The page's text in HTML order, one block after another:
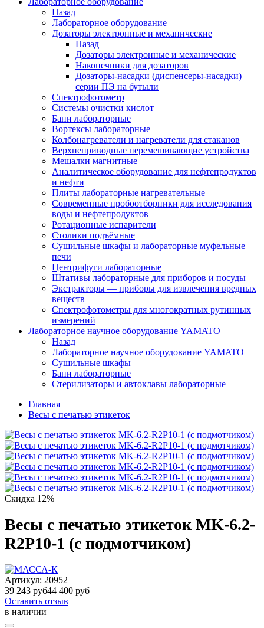
Назад
Лабораторное оборудование
Дозаторы электронные и механические
Назад
Дозаторы электронные и механические
Наконечники для дозаторов
Дозаторы-насадки (диспенсеры-насадки)
серии ПЭ на бутыли
Спектрофотометр
Системы очистки кислот
Бани лабораторные
Вортексы лабораторные
Колбонагреватели и нагреватели для стаканов
Верхнеприводные перемешивающие устройства
Мешалки магнитные
Аналитическое оборудование для нефтепродуктов
и нефти
Плиты лабораторные нагревательные
Современные пробоотборники для исследования
воды и нефтепродуктов
Ротационные испарители
Столики подъёмные
Сушильные шкафы и лабораторные муфельные
печи
Центрифуги лабораторные
Штативы лабораторные для приборов и посуды
Экстракторы — приборы для извлечения вредных
веществ
Спектрофотометры для многократных рутинных
измерений
Лабораторное научное оборудование YAMATO
Назад
Лабораторное научное оборудование YAMATO
Сушильные шкафы
Бани лабораторные
Стерилизаторы и автоклавы лабораторные
Главная
Весы с печатью этикеток
Скидка 12%
Весы с печатью этикеток MK-6.2-
R2P10-1 (с подмотчиком)
Артикул: 20952
39 243 руб44 400 руб
Оставить отзыв
в наличии